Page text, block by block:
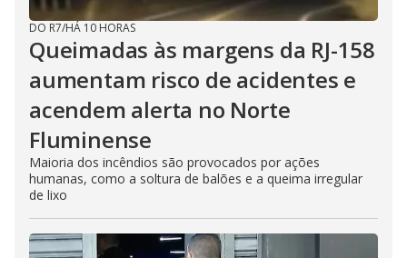
DO R7/HÁ 10 HORAS
Queimadas às margens da RJ-158
aumentam risco de acidentes e
acendem alerta no Norte
Fluminense
Maioria dos incêndios são provocados por ações
humanas, como a soltura de balões e a queima irregular
de lixo